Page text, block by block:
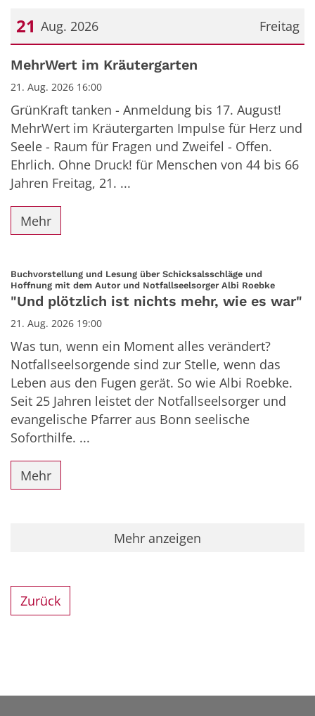
Freitag
21 Aug. 2026
Datum: 21. August 2026
MehrWert im Kräutergarten
21. Aug. 2026 16:00
GrünKraft tanken - Anmeldung bis 17. August!
MehrWert im Kräutergarten Impulse für Herz und
Seele - Raum für Fragen und Zweifel - Offen.
Ehrlich. Ohne Druck! für Menschen von 44 bis 66
Jahren Freitag, 21. ...
Mehr
Buchvorstellung und Lesung über Schicksalsschläge und
Hoffnung mit dem Autor und Notfallseelsorger Albi Roebke:
"Und plötzlich ist nichts mehr, wie es war"
21. Aug. 2026 19:00
Was tun, wenn ein Moment alles verändert?
Notfallseelsorgende sind zur Stelle, wenn das
Leben aus den Fugen gerät. So wie Albi Roebke.
Seit 25 Jahren leistet der Notfallseelsorger und
evangelische Pfarrer aus Bonn seelische
Soforthilfe. ...
Mehr
Mehr anzeigen
Zurück